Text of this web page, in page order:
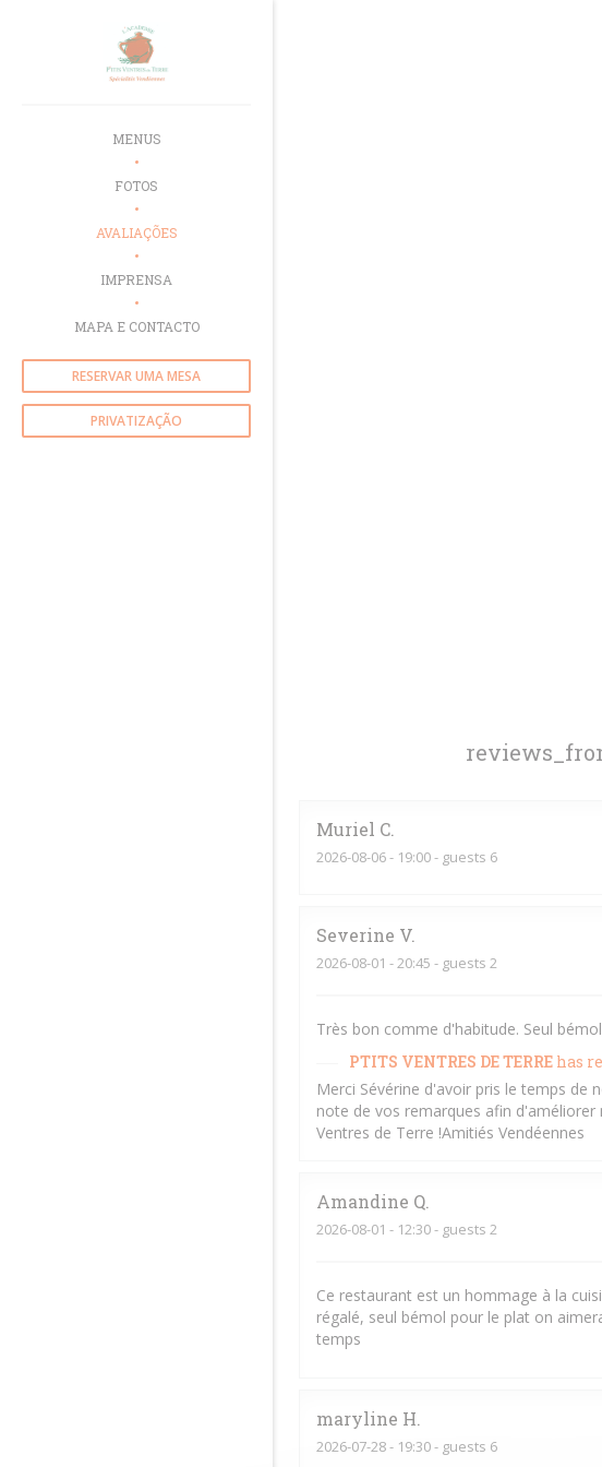
MENUS
FOTOS
AVALIAÇÕES
IMPRENSA
MAPA E CONTACTO
RESERVAR UMA MESA
PRIVATIZAÇÃO
Muriel C
2026-08-06- 19:00 - guests 6
Severine V
2026-08-01 - 20:45 - guests 2
Très bon comme d'habitude. Seul
PTITS VENTRES DE TERRE has
Merci Sévérine d'avoir pris le temps de
note de vos remarques afin
Ventres de Terre !Amitiés Vendéennes
Amandine Q
2026-08-01 - 12:30 - guests 2
Ce restaurant est un hommage à la
régalé, seul bémol pour le plat on
temps
maryline H
2026-07-28- 19:30 - guests 6